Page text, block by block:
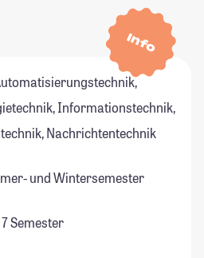
Info
Informationstechnik,
Nachrichtentechnik
und Wintersemester
Semester